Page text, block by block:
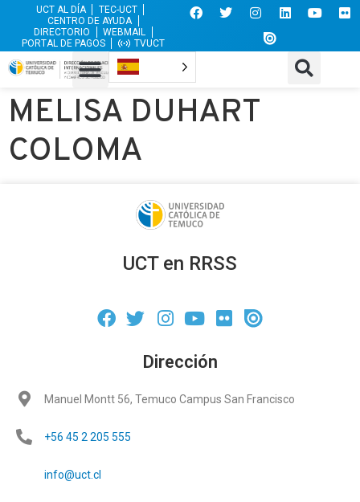
UCT AL DÍA
TEC-UCT
CENTRO DE AYUDA
DIRECTORIO
WEBMAIL
PORTAL DE PAGOS
TVUCT
MELISA DUHART
COLOMA
UCT en RRSS
Dirección
Manuel Montt 56, Temuco Campus San Francisco
+56 45 2 205 555
info@uct.cl